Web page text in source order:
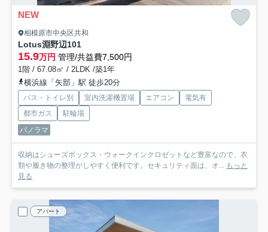
NEW
相模原市中央区共和
Lotus淵野辺101
15.9万円 管理/共益費7,500円
1階 / 67.08㎡ / 2LDK /築1年
横浜線「矢部」駅 徒歩20分
バス・トイレ別 室内洗濯機置場 エアコン
電気有
都市ガス
駐輪場
パノラマ
収納はシューズボックス・ウォークインクロゼットなど豊富なので、衣
類や履き物の整理がしやすく便利です。セキュリティ面は、オ... もっと
見る
アパート